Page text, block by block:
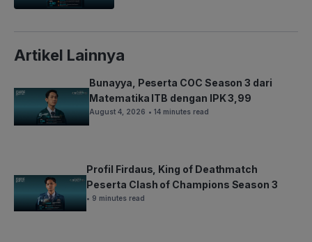
Artikel Lainnya
Bunayya, Peserta COC Season 3 dari
Matematika ITB dengan IPK 3,99
August 4, 2026 • 14 minutes read
Profil Firdaus, King of Deathmatch
Peserta Clash of Champions Season 3
• 9 minutes read